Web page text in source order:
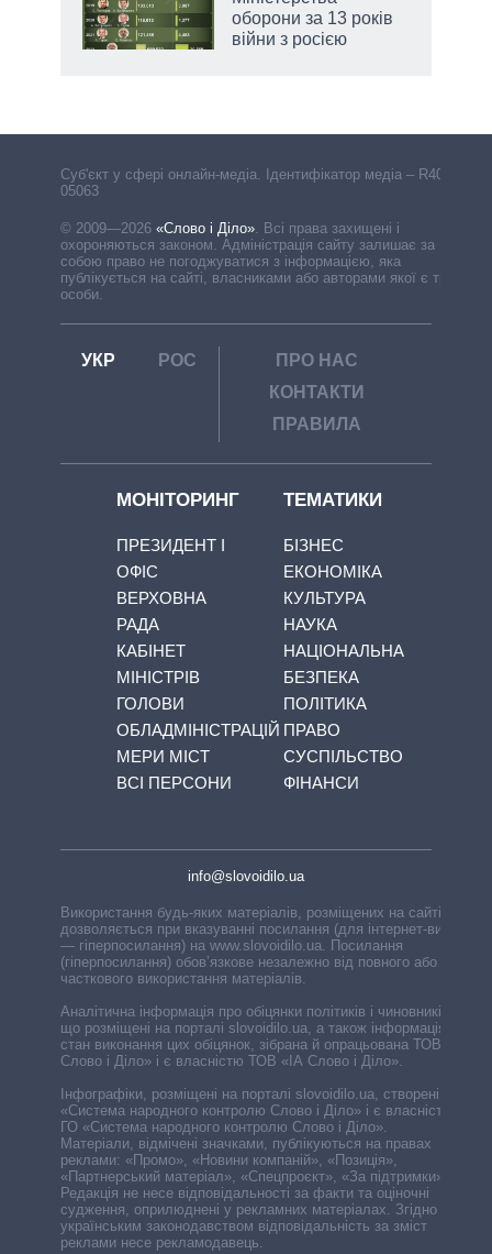
оборони за 13 років
війни з росією
Cуб'єкт у сфері онлайн-медіа. Ідентифікатор медіа – R40-
05063
© 2009—2026 «Слово і Діло». Всі права захищені і
охороняються законом. Адміністрація сайту залишає за
собою право не погоджуватися з інформацією, яка
публікується на сайті, власниками або авторами якої є треті
особи.
УКР РОС
ПРО НАС
КОНТАКТИ
ПРАВИЛА
МОНІТОРИНГ
ПРЕЗИДЕНТ І
ОФІС
ВЕРХОВНА
РАДА
КАБІНЕТ
МІНІСТРІВ
ГОЛОВИ
ОБЛАДМІНІСТРАЦІЙ
МЕРИ МІСТ
ВСІ ПЕРСОНИ
ТЕМАТИКИ
БІЗНЕС
ЕКОНОМІКА
КУЛЬТУРА
НАУКА
НАЦІОНАЛЬНА
БЕЗПЕКА
ПОЛІТИКА
ПРАВО
СУСПІЛЬСТВО
ФІНАНСИ
info@slovoidilo.ua
Використання будь-яких матеріалів, розміщених на сайті,
дозволяється при вказуванні посилання (для інтернет-видань
— гіперпосилання) на www.slovoidilo.ua. Посилання
(гіперпосилання) обов’язкове незалежно від повного або
часткового використання матеріалів.
Аналітична інформація про обіцянки політиків і чиновників,
що розміщені на порталі slovoidilo.ua, а також інформація про
стан виконання цих обіцянок, зібрана й опрацьована ТОВ «ІА
Слово і Діло» і є власністю ТОВ «ІА Слово і Діло».
Інфографіки, розміщені на порталі slovoidilo.ua, створені ГО
«Система народного контролю Слово і Діло» і є власністю
ГО «Система народного контролю Слово і Діло».
Матеріали, відмічені значками, публікуються на правах
реклами: «Промо», «Новини компаній», «Позиція»,
«Партнерський матеріал», «Спецпроєкт», «За підтримки».
Редакція не несе відповідальності за факти та оціночні
судження, оприлюднені у рекламних матеріалах. Згідно з
українським законодавством відповідальність за зміст
реклами несе рекламодавець.